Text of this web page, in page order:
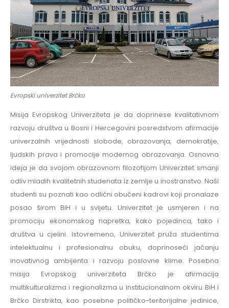
Evropski univerzitet Brčko
Misija Evropskog Univerziteta je da doprinese kvalitativnom
razvoju društva u Bosni i Hercegovini posredstvom afirmacije
univerzalnih vrijednosti slobode, obrazovanja, demokratije,
ljudskih prava i promocije modernog obrazovanja. Osnovna
ideja je da svojom obrazovnom filozofijom Univerzitet smanji
odliv mladih kvalitetnih studenata iz zemlje u inostranstvo. Naši
studenti su poznati kao odlični obučeni kadrovi koji pronalaze
posao širom BiH i u svijetu. Univerzitet je usmjeren i na
promociju ekonomskog napretka, kako pojedinca, tako i
društva u cjelini. Istovremeno, Univerzitet pruža studentima
intelektualnu i profesionalnu obuku, doprinoseći jačanju
inovativnog ambijenta i razvoju poslovne klime. Posebna
misija Evropskog univerziteta Brčko je afirmacija
multikulturalizma i regionalizma u institucionalnom okviru BiH i
Brčko Dirstrikta, kao posebne političko-teritorijalne jedinice,